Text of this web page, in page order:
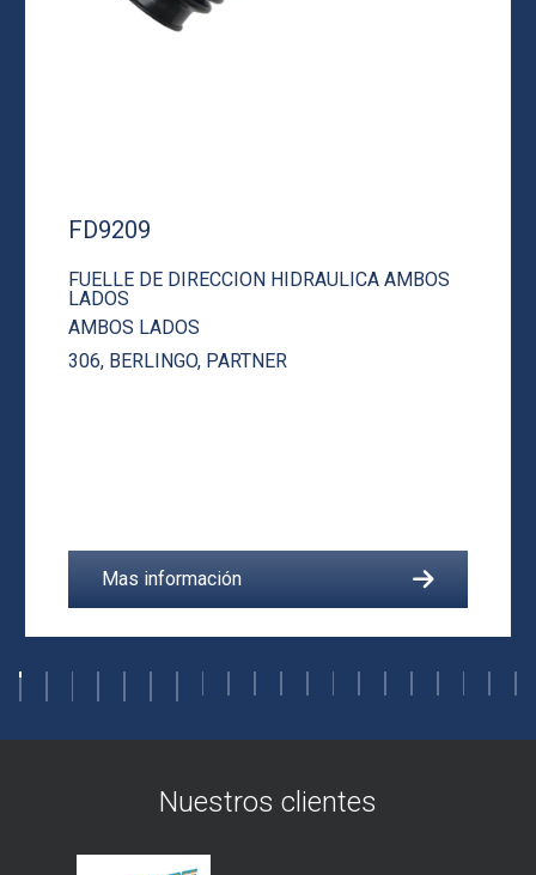
FD9209
FUELLE DE DIRECCION HIDRAULICA AMBOS
LADOS
AMBOS LADOS
306, BERLINGO, PARTNER
Mas información
Nuestros clientes